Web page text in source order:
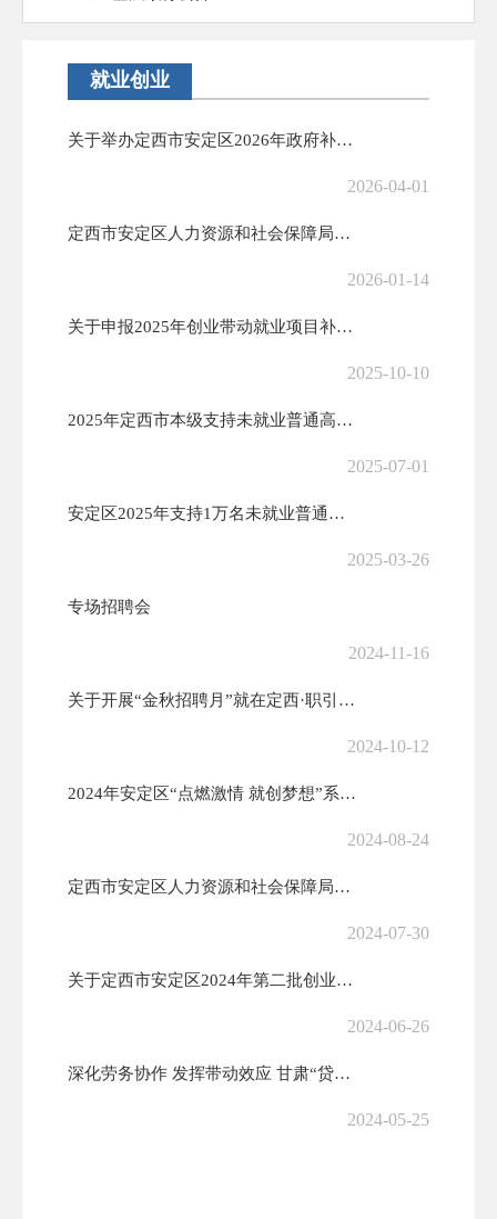
就业创业
关于举办定西市安定区2026年政府补贴性职业技能培训班的通知
2026-04-01
定西市安定区人力资源和社会保障局关于开发基层农业服务类城镇公益性岗位...
2026-01-14
关于申报2025年创业带动就业项目补助的公告
2025-10-10
2025年定西市本级支持未就业普通高校毕业生暨雨露计划毕业生、脱贫家...
2025-07-01
安定区2025年支持1万名未就业普通高校毕业生到基层就业项目用工需求...
2025-03-26
专场招聘会
2024-11-16
关于开展“金秋招聘月”就在定西·职引未来─2024年大中城市联合招聘...
2024-10-12
2024年安定区“点燃激情 就创梦想”系列之“‘就’在夜市”专场招聘...
2024-08-24
定西市安定区人力资源和社会保障局关于招聘公益性岗位人员的公告
2024-07-30
关于定西市安定区2024年第二批创业培训三方询价结果公示
2024-06-26
深化劳务协作 发挥带动效应 甘肃“贷你创业”助力电商劳务品牌培育
2024-05-25